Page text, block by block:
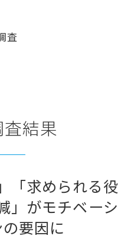
査
結果
「求められる役
」がモチベーシ
要因に